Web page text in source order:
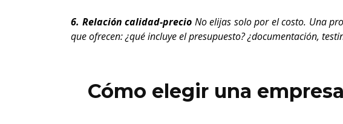
6. Relación calidad-precio No elijas solo por el costo. Una
que ofrecen: ¿qué incluye el presupuesto? ¿documentación,
Cómo elegir una